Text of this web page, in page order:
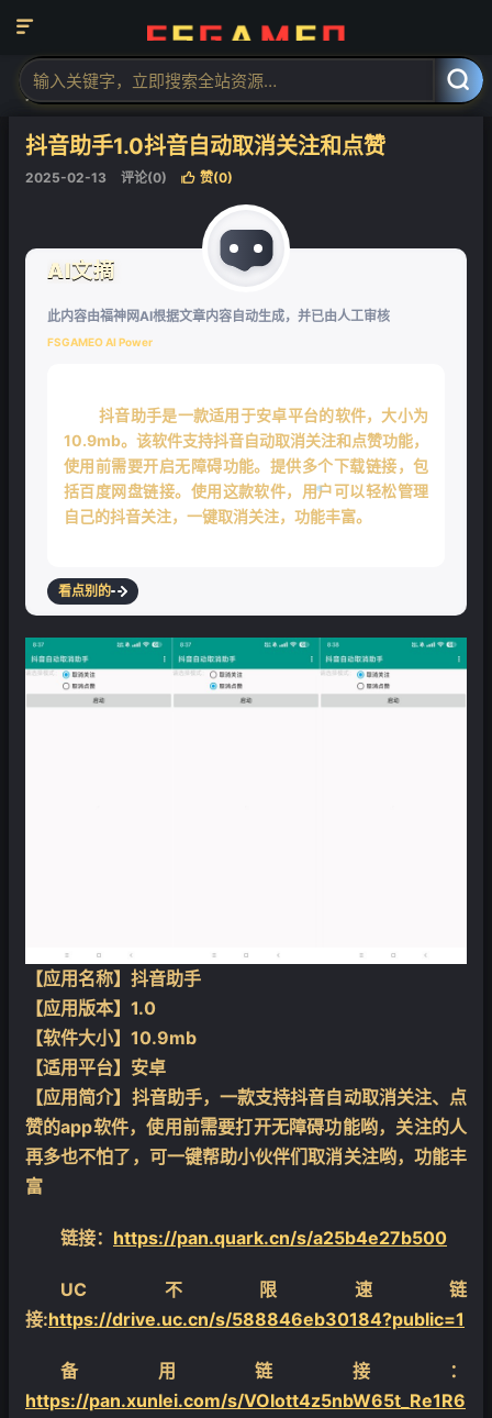


当前位置：福神网-专注分享最实用的软件、工具、资讯
正
文
抖音助手1.0抖音自动取消关注和点赞
2025-02-13 评论(0)  赞(0)
AI文摘
此内容由福神网AI根据文章内容自动生成，并已由人工审核
FSGAMEO AI Power
抖音助手是一款适用于安卓平台的软件，大小为
10.9mb。该软件支持抖音自动取消关注和点赞功能，
使用前需要开启无障碍功能。提供多个下载链接，包
括百度网盘链接。使用这款软件，用户可以轻松管理
自己的抖音关注，一键取消关注，功能丰富。
看点别的
【应用名称】抖音助手
【应用版本】1.0
【软件大小】10.9mb
【适用平台】安卓
【应用简介】抖音助手，一款支持抖音自动取消关注、点
赞的app软件，使用前需要打开无障碍功能哟，关注的人
再多也不怕了，可一键帮助小伙伴们取消关注哟，功能丰
富
链接： https://pan.quark.cn/s/a25b4e27b500
UC不限速链
接:https://drive.uc.cn/s/588846eb30184?public=1
备用链接：
https://pan.xunlei.com/s/VOIott4z5nbW65t_Re1R6